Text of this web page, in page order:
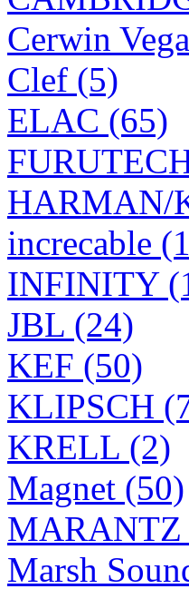
Cerwin
Clef (5)
ELAC (65)
HARMAN/
increcable
INFINITY
JBL (24)
KEF (50)
KLIPSCH
KRELL (2)
Magnet (50)
MARANTZ
Marsh